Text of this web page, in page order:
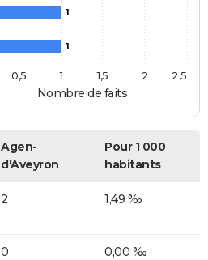
Nombre de faits
1
1
0,5 1 1,5 2 2,5
Agen-
d'Aveyron
Pour 1 000
habitants
2 1,49 ‰
0 0,00 ‰